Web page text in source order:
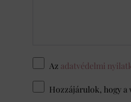
Az adatvédelmi
Hozzájárulok, hogy